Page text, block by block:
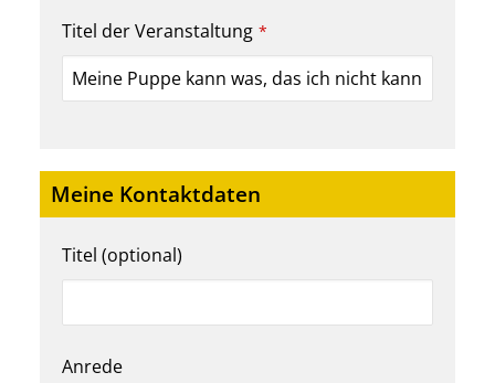
Titel der Veranstaltung *
Company
Name *
Meine Kontaktdaten
Titel (optional)
Anrede